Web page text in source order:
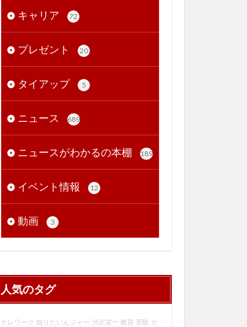
キャリア 72
プレゼント 20
タイアップ 5
ニュース 689
ニュースがわかるの本棚 189
イベント情報 12
動画 3
人気のタグ
テレワーク 知りたいんジャー 渋沢栄一 教育 受験 ゼ